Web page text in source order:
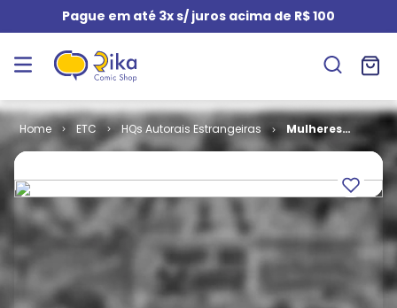
Pague em até 3x s/ juros acima de R$ 100
ETC HQs Autorais Estrangeiras
Mulheres
Alteradas 5